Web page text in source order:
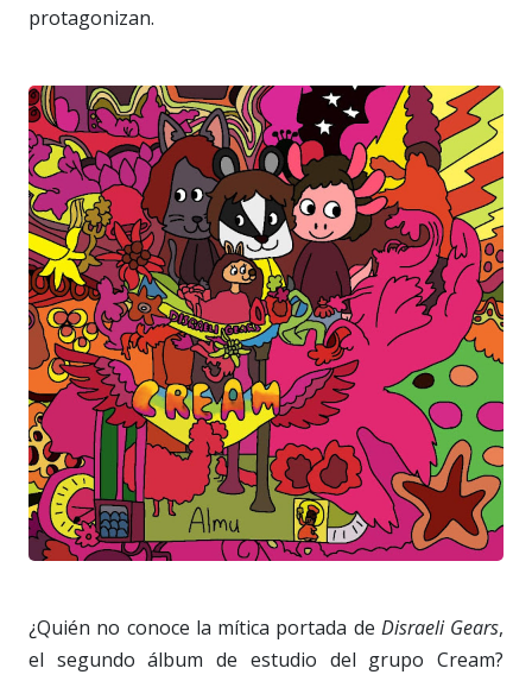
protagonizan.
¿Quién no conoce la mítica portada de Disraeli Gears,
el segundo álbum de estudio del grupo Cream?